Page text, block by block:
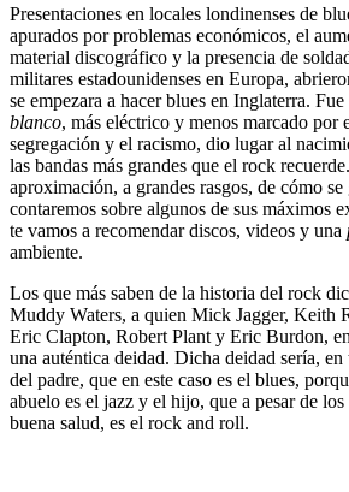
Presentaciones en locales londinenses de
apurados por problemas económicos, el
material discográfico y la presencia de
militares estadounidenses en Europa,
se empezara a hacer blues en Inglaterra.
blanco, más eléctrico y menos marcado por
segregación y el racismo, dio lugar al
las bandas más grandes que el rock
aproximación, a grandes rasgos, de cómo
contaremos sobre algunos de sus máximos
te vamos a recomendar discos, videos y una
ambiente.
Los que más saben de la historia del rock
Muddy Waters, a quien Mick Jagger, Keith
Eric Clapton, Robert Plant y Eric Burdon,
una auténtica deidad. Dicha deidad sería,
del padre, que en este caso es el blues,
abuelo es el jazz y el hijo, que a pesar de
buena salud, es el rock and roll.